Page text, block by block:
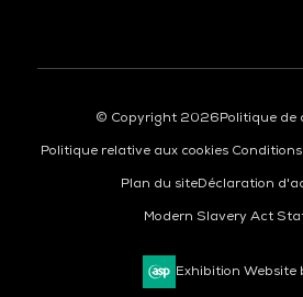
© Copyright 2026Politique
Politique relative aux cookies
Plan du siteDéclaration
Modern Slavery Act
Exhibition Website